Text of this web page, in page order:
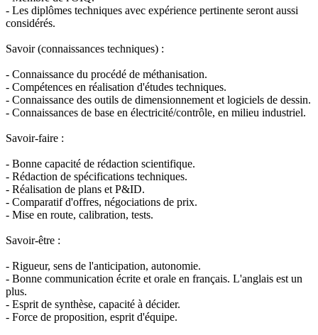
- Les diplômes techniques avec expérience pertinente seront aussi
considérés.
Savoir (connaissances techniques) :
- Connaissance du procédé de méthanisation.
- Compétences en réalisation d'études techniques.
- Connaissance des outils de dimensionnement et logiciels de dessin.
- Connaissances de base en électricité/contrôle, en milieu industriel.
Savoir-faire :
- Bonne capacité de rédaction scientifique.
- Rédaction de spécifications techniques.
- Réalisation de plans et P&ID.
- Comparatif d'offres, négociations de prix.
- Mise en route, calibration, tests.
Savoir-être :
- Rigueur, sens de l'anticipation, autonomie.
- Bonne communication écrite et orale en français. L'anglais est un
plus.
- Esprit de synthèse, capacité à décider.
- Force de proposition, esprit d'équipe.